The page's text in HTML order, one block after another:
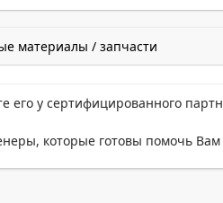
материалы / запчасти
его у сертифицированного
которые готовы помочь